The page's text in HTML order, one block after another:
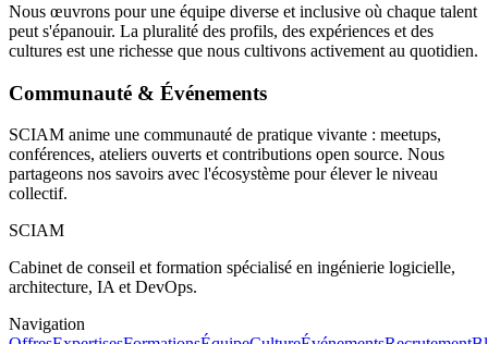
Nous œuvrons pour une équipe diverse et inclusive où chaque talent
peut s'épanouir. La pluralité des profils, des expériences et des
cultures est une richesse que nous cultivons activement au quotidien.
Communauté & Événements
SCIAM anime une communauté de pratique vivante : meetups,
conférences, ateliers ouverts et contributions open source. Nous
partageons nos savoirs avec l'écosystème pour élever le niveau
collectif.
SCIAM
Cabinet de conseil et formation spécialisé en ingénierie logicielle,
architecture, IA et DevOps.
Navigation